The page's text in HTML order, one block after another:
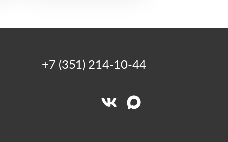
+7 (351) 214-10-44